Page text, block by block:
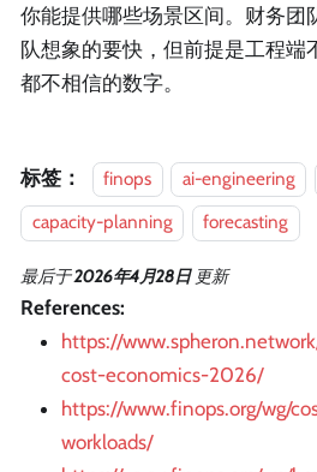
你能提供哪些场景区间。财务团
队想象的要快，但前提是工程端
都不相信的数字。
标签： finops ai-engineering
capacity-planning
forecasting
最后于2026年4月28日 更新
References:
https://
cost-economics-2026/
https://www.finops.org/wg/
workloads/